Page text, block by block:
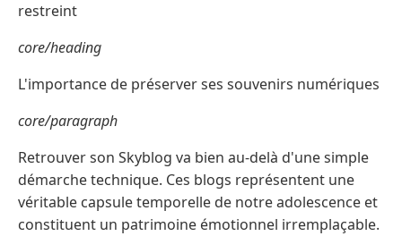
restreint
core/heading
L'importance de préserver ses souvenirs numériques
core/paragraph
Retrouver son Skyblog va bien au-delà d'une simple
démarche technique. Ces blogs représentent une
véritable capsule temporelle de notre adolescence et
constituent un patrimoine émotionnel irremplaçable.